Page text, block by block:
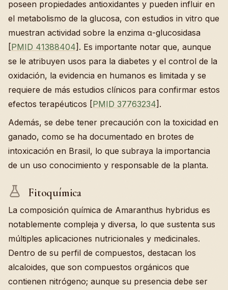
poseen propiedades antioxidantes y pueden influir en
el metabolismo de la glucosa, con estudios in vitro que
muestran actividad sobre la enzima α-glucosidasa
[PMID 41388404]. Es importante notar que, aunque
se le atribuyen usos para la diabetes y el control de la
oxidación, la evidencia en humanos es limitada y se
requiere de más estudios clínicos para confirmar estos
efectos terapéuticos [PMID 37763234].
Además, se debe tener precaución con la toxicidad en
ganado, como se ha documentado en brotes de
intoxicación en Brasil, lo que subraya la importancia
de un uso conocimiento y responsable de la planta.
Fitoquímica
La composición química de Amaranthus hybridus es
notablemente compleja y diversa, lo que sustenta sus
múltiples aplicaciones nutricionales y medicinales.
Dentro de su perfil de compuestos, destacan los
alcaloides, que son compuestos orgánicos que
contienen nitrógeno; aunque su presencia debe ser